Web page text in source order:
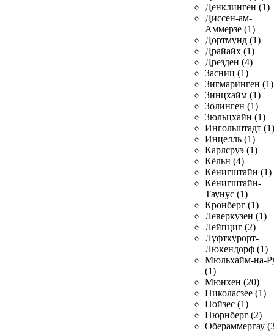
Денклинген (1)
Диссен-ам-
Аммерзе (1)
Дортмунд (1)
Драйайх (1)
Дрезден (4)
Засниц (1)
Зигмаринген (1)
Зинцхайм (1)
Золинген (1)
Зюльцхайн (1)
Ингольштадт (1)
Инцелль (1)
Карлсруэ (1)
Кёльн (4)
Кёнигштайн (1)
Кёнигштайн-
Таунус (1)
Кронберг (1)
Леверкузен (1)
Лейпциг (2)
Луфткурорт-
Люкендорф (1)
Мюльхайм-на-
(1)
Мюнхен (20)
Николасзее (1)
Нойзес (1)
Нюрнберг (2)
Обераммергау